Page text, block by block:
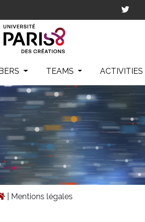
TEAMS ACTIVITIES
Mentions légales